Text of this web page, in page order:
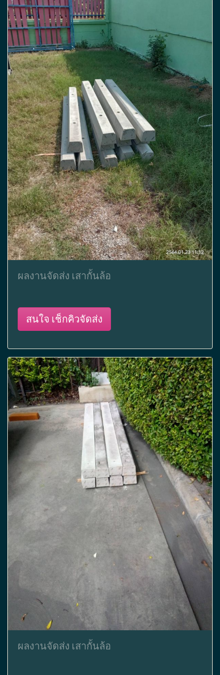
ผลงานจัดส่ง เสากั้นล้อ
สนใจ เช็กคิวจัดส่ง
ผลงานจัดส่ง เสากั้นล้อ